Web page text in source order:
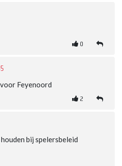
0
Feyenoord
2
bij spelersbeleid